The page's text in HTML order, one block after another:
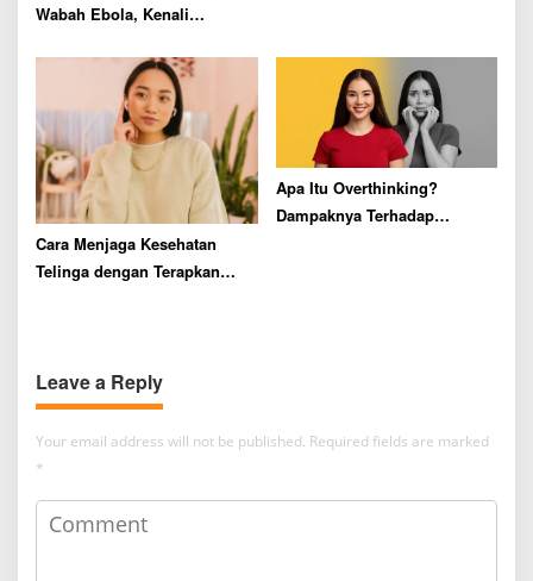
Wabah Ebola, Kenali
Cara Menjaga Kesehatan
Telinga dengan Terapkan
Apa Itu Overthinking?
Dampaknya Terhadap
Leave a Reply
Your email address will not be published. Required fields are marked
*